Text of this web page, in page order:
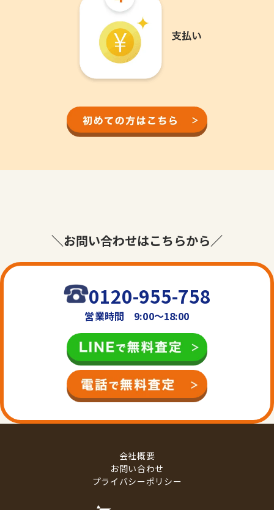
＼お問い合わせはこちらから／
0120-955-758
営業時間 9:00〜18:00
会社概要
お問い合わせ
プライバシーポリシー